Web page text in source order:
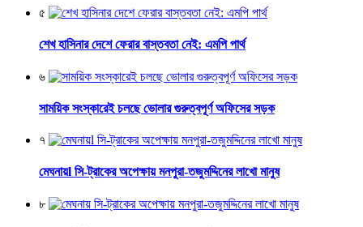
৫
শেখ হাসিনার দেশে ফেরার বাস্তবতা নেই: এমপি পার্থ
৬
সাময়িক সংস্কারেই চলছে ভোলার গুরুত্বপূর্ণ অফিসের সড়ক
৭
মেঘনায়l সি-ট্রাকের অপেক্ষায় মনপুরা-তজুমদ্দিনের লাখো মানুষ
৮